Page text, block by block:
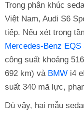
Trong phân khúc
Việt Nam, Audi S6
tiếp. Nếu xét trong
Mercedes-Benz EQS
công suất khoảng
692 km) và BMW i4
suất 340 mã lực,
Dù vậy, hai mẫu